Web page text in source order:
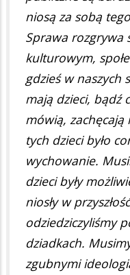
niosą za sobą
Sprawa rozgrywa
kulturowym,
gdzieś w naszych
mają dzieci, bądź
mówią, zachęcają
tych dzieci było
wychowanie.
dzieci były
niosły w
odziedziczyliśmy
dziadkach.
zgubnymi